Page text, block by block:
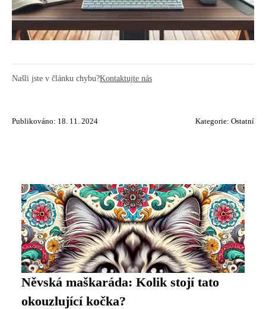
Našli jste v článku chybu?Kontaktujte nás
Publikováno: 18. 11. 2024 Kategorie: Ostatní
Něvská maškaráda: Kolik stojí tato
okouzlující kočka?